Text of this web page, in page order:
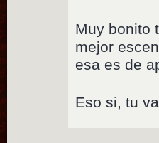
Muy bonito
mejor
esa es de
Eso si, tu